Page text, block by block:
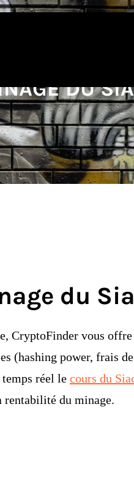
DU
du
CryptoFinder vous
(hashing power, frais
réel le cours du
rentabilité du minage.